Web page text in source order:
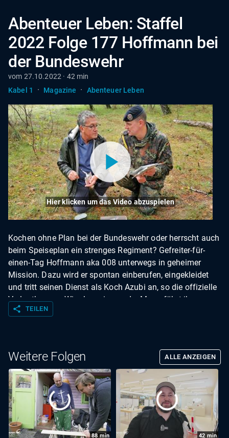
Abenteuer Leben: Staffel
2022 Folge 177 Hoffmann bei
der Bundeswehr
vom 27.10.2022 · 42 min
Kabel 1
· Magazine · Abenteuer Leben
Hier klicken um das Video abzuspielen
Kochen ohne Plan bei der Bundeswehr oder herrscht auch
beim Speiseplan ein strenges Regiment? Gefreiter-für-
einen-Tag Hoffmann aka 008 unterwegs in geheimer
Mission. Dazu wird er spontan einberufen, eingekleidet
und tritt seinen Dienst als Koch Azubi an, so die offizielle
Verlautbarung. Wir aber wissen: der Mann führt ihn aus –
den letzten Wunsch der verstorbenen Queen – Spionage
share TEILEN
Weitere Folgen ALLE ANZEIGEN
88min 42 min